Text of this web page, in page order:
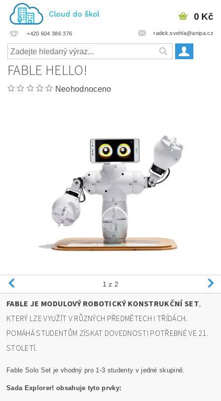
+420 604 386 376 radek.svehla@anipa.cz
0 Kč
FABLE HELLO!
Neohodnoceno
1 z 2
FABLE JE MODULOVÝ ROBOTICKÝ KONSTRUKČNÍ SET,
KTERÝ LZE VYUŽÍT V RŮZNÝCH PŘEDMĚTECH I TŘÍDÁCH.
POMÁHÁ STUDENTŮM ZÍSKAT DOVEDNOSTI POTŘEBNÉ VE 21.
STOLETÍ.
Fable Solo Set je vhodný pro 1-3 studenty v jedné skupině.
Sada Explorer! obsahuje tyto prvky: